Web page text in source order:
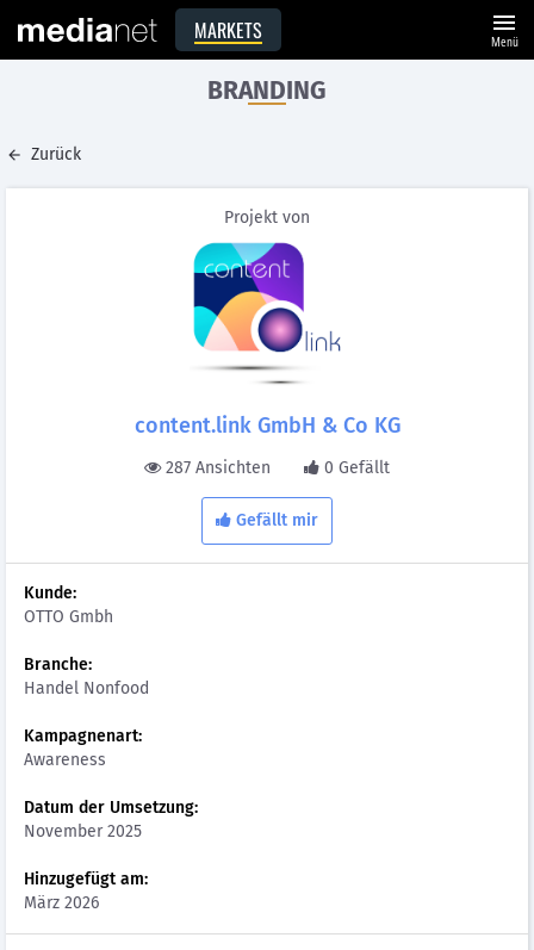
MARKETS menu
Menü
BRANDING
Zurück
Projekt von
content.link GmbH & Co KG
287 Ansichten 0 Gefällt
Gefällt mir
Kunde:
OTTO Gmbh
Branche:
Handel Nonfood
Kampagnenart:
Awareness
Datum der Umsetzung:
November 2025
Hinzugefügt am:
März 2026